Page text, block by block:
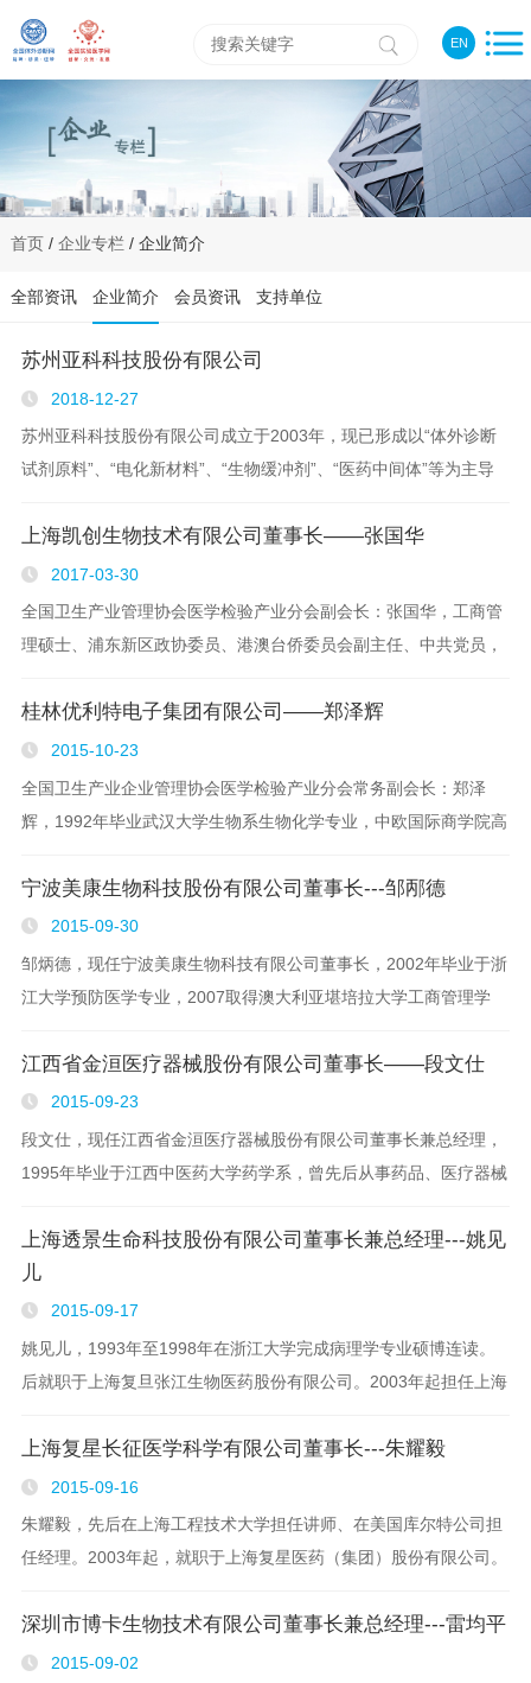
EN
首页/ 企业专栏/ 企业简介
全部资讯 企业简介 会员资讯 支持单位
苏州亚科科技股份有限公司
2018-12-27
苏州亚科科技股份有限公司成立于2003年，现已形成以“体外诊断
试剂原料”、“电化新材料”、“生物缓冲剂”、“医药中间体”等为主导
上海凯创生物技术有限公司董事长——张国华
2017-03-30
全国卫生产业管理协会医学检验产业分会副会长：张国华，工商管
理硕士、浦东新区政协委员、港澳台侨委员会副主任、中共党员，
会副会长，现任上海凯创生物技术有限公司董事长、..
桂林优利特电子集团有限公司——郑泽辉
2015-10-23
全国卫生产业企业管理协会医学检验产业分会常务副会长：郑泽
辉，1992年毕业武汉大学生物系生物化学专业，中欧国际商学院高
特电子集团有限公司执行总裁。1993年进入优..
宁波美康生物科技股份有限公司董事长---邹邴德
2015-09-30
邹炳德，现任宁波美康生物科技有限公司董事长，2002年毕业于浙
江大学预防医学专业，2007取得澳大利亚堪培拉大学工商管理学
生。医院工作期间，他看到了中国临床检验诊断..
江西省金洹医疗器械股份有限公司董事长——段文仕
2015-09-23
段文仕，现任江西省金洹医疗器械股份有限公司董事长兼总经理，
1995年毕业于江西中医药大学药学系，曾先后从事药品、医疗器械
司，凭借对医药市场的透彻了解，带领金盛医..
上海透景生命科技股份有限公司董事长兼总经理---姚见
儿
2015-09-17
姚见儿，1993年至1998年在浙江大学完成病理学专业硕博连读。
后就职于上海复旦张江生物医药股份有限公司。2003年起担任上海
技人员研发的科研成果申请了发明专利近20余..
上海复星长征医学科学有限公司董事长---朱耀毅
2015-09-16
朱耀毅，先后在上海工程技术大学担任讲师、在美国库尔特公司担
任经理。2003年起，就职于上海复星医药（集团）股份有限公司。
长，全国卫生产业企业管理协会医学检验产..
深圳市博卡生物技术有限公司董事长兼总经理---雷均平
2015-09-02